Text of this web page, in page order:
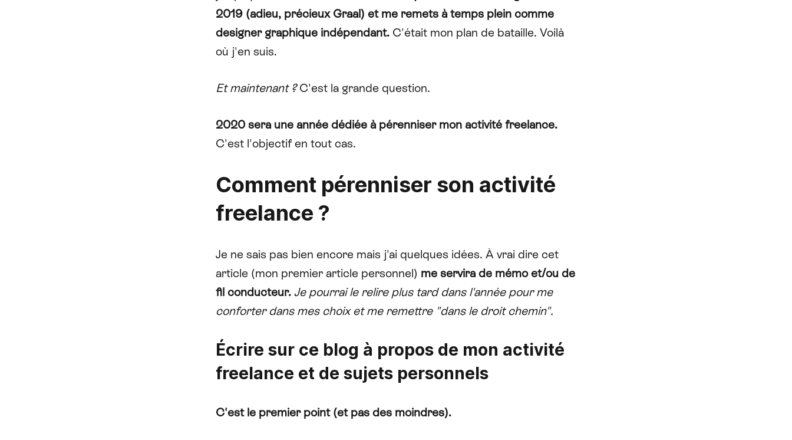
2019 (adieu, précieux Graal) et me remets à temps plein comme
designer graphique indépendant. C'était mon plan de bataille. Voilà
où j'en suis.
Et maintenant ?C'est la grande question.
2020 sera une année dédiée à pérenniser mon activité freelance.
C'est l'objectif en tout cas.
Comment pérenniser son activité
freelance ?
Je ne sais pas bien encore mais j'ai quelques idées. À vrai dire cet
article (mon premier article personnel) me servira de mémo et/ou de
fil conducteur. Je pourrai le relire plus tard dans l'année pour me
conforter dans mes choix et me remettre "dans le droit chemin".
Écrire sur ce blog à propos de mon activité
freelance et de sujets personnels
C'est le premier point (et pas des moindres).